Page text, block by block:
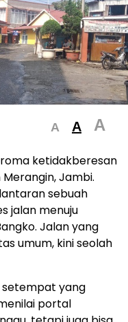
A A A
ketidakberesan
Jambi.
sebuah
jalan menuju
Jalan yang
umum, kini seolah
setempat yang
portal